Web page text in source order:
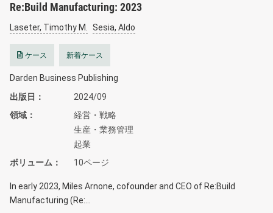
Re:Build Manufacturing: 2023
Laseter, Timothy M. Sesia, Aldo
ケース 新着ケース
Darden Business Publishing
出版日
2024/09
領域
経営・戦略
生産・業務管理
起業
ボリューム
10ページ
In early 2023, Miles Arnone, cofounder and CEO of Re:Build
Manufacturing (Re:…